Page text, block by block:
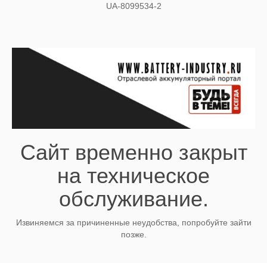
UA-8099534-2
Сайт временно закрыт
на техническое
обслуживание.
Извиняемся за причиненные неудобства, попробуйте зайти
позже.